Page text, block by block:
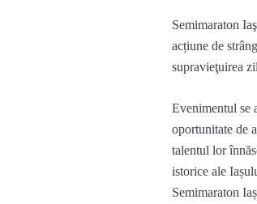
Semimaraton
acțiune de
supravieţuirea
Evenimentul se
oportunitate de
talentul lor
istorice ale
Semimaraton